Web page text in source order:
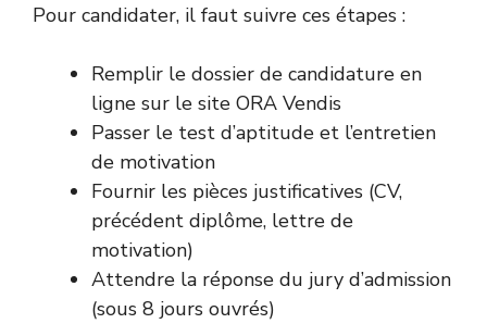
Pour candidater, il faut suivre ces étapes :
Remplir le dossier de candidature en
ligne sur le site ORA Vendis
Passer le test d’aptitude et l’entretien
de motivation
Fournir les pièces justificatives (CV,
précédent diplôme, lettre de
motivation)
Attendre la réponse du jury d’admission
(sous 8 jours ouvrés)